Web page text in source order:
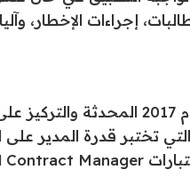
إجراءات
تختبر قدرة المدير على